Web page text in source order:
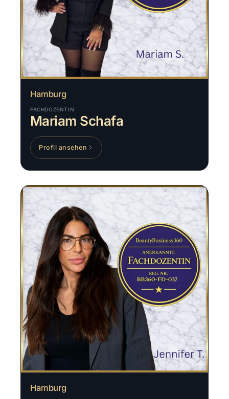
Hamburg
FACHDOZENTIN
Mariam Schafa
Profil ansehen
Hamburg